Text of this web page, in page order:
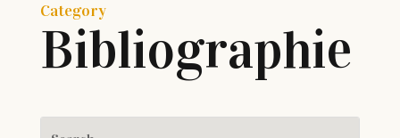
Category
Bibliographie